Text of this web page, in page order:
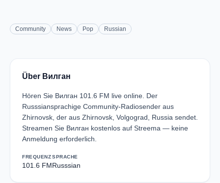
Community News Pop Russian
Über Вилган
Hören Sie Вилган 101.6 FM live online. Der
Russsiansprachige Community-Radiosender aus
Zhirnovsk, der aus Zhirnovsk, Volgograd, Russia sendet.
Streamen Sie Вилган kostenlos auf Streema — keine
Anmeldung erforderlich.
FREQUENZ
101.6 FM
SPRACHE
Russsian